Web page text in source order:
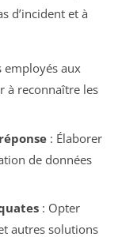
d’incident et à
employés aux
à reconnaître les
: Élaborer
de données
: Opter
autres solutions